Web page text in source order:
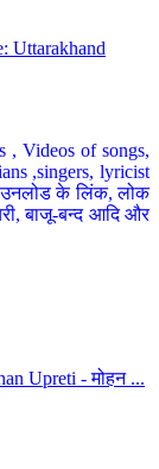
Uttarakhand
, Videos of songs,
,singers, lyricist
के लिंक, लोक
बाजू-बन्द आदि और
Upreti - मोहन ...